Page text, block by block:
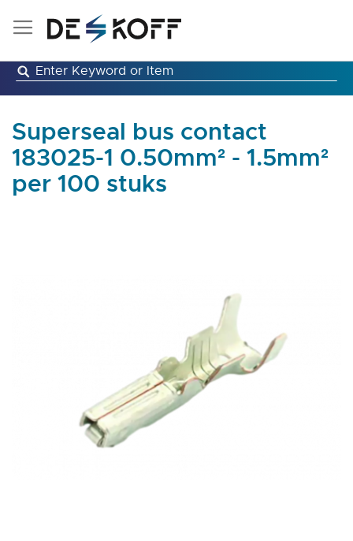
Ga
inhoud
Superseal bus contact
183025-1 0.50mm² - 1.5mm²
per 100 stuks